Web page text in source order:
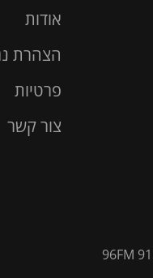
אודות
הצהרת
פרטיות
צור קשר